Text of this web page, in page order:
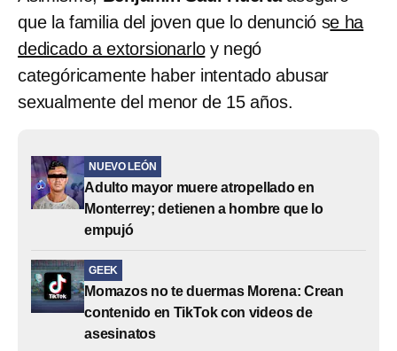
que la familia del joven que lo denunció se ha
dedicado a extorsionarloy negó
categóricamente haber intentado abusar
sexualmente del menor de 15 años.
NUEVO LEÓN
Adulto mayor muere atropellado en
Monterrey; detienen a hombre que lo
empujó
GEEK
Momazos no te duermas Morena: Crean
contenido en TikTok con videos de
asesinatos